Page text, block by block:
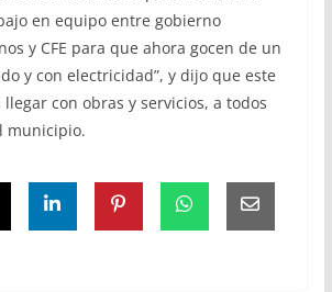
en equipo entre gobierno
y CFE para que ahora gocen de un
y con electricidad”, y dijo que este
con obras y servicios, a todos
municipio.